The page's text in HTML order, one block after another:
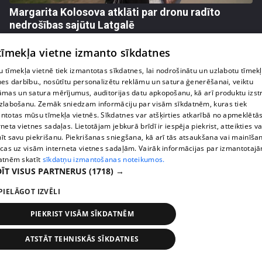
Margarita Kolosova atklāti par dronu radīto
nedrošības sajūtu Latgalē
pirms 2 nedēļām, 6 dienām
Kaspars Kambala neslēpj vilšanos par bijušo sievu
72. epizode
vietne izmanto sīkdatnes
tīmekļa vietnē tiek izmantotas sīkdatnes, lai nodrošinātu un uzlabotu
darbību., nosūtītu personalizētu reklāmu un satura ģenerēšanai, veiktu
un satura mērījumus, auditorijas datu apkopošanu, kā arī produktu
Zemāk sniedzam informāciju par visām sīkdatnēm, kuras tiek
mūsu tīmekļa vietnēs. Sīkdatnes var atšķirties atkarībā no
vietnes sadaļas. Lietotājam jebkurā brīdī ir iespēja piekrist, atteikties
savu piekrišanu. Piekrišanas sniegšana, kā arī tās atsaukšana vai
uz visām interneta vietnes sadaļām. Vairāk informācijas par
skatīt sīkdatņu izmantošanas noteikumos.
VISUS PARTNERUS (1718) →
IZVĒLI
PIEKRIST VISĀM SĪKDATNĒM
ATSTĀT TEHNISKĀS SĪKDATNES